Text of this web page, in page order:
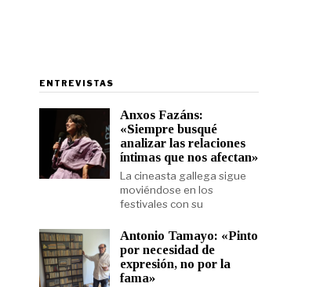
ENTREVISTAS
Anxos Fazáns:
«Siempre busqué
analizar las relaciones
íntimas que nos afectan»
La cineasta gallega sigue
moviéndose en los
festivales con su
Antonio Tamayo: «Pinto
por necesidad de
expresión, no por la
fama»